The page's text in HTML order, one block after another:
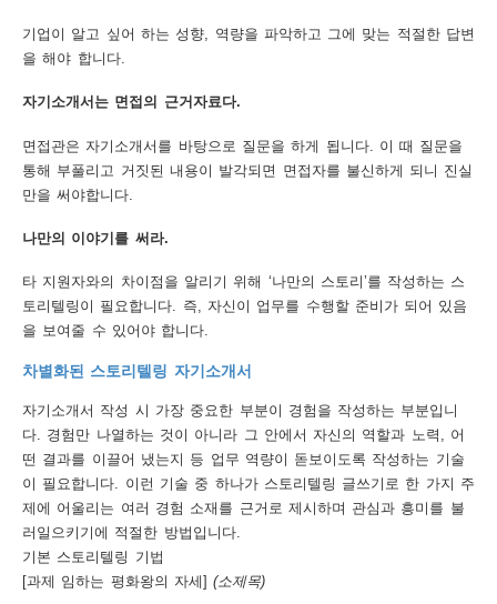
기업이 알고 싶어 하는 성향, 역량을 파악하고 그에 맞는 적절한 답변
을 해야 합니다.
자기소개서는 면접의 근거자료다.
면접관은 자기소개서를 바탕으로 질문을 하게 됩니다. 이 때 질문을
통해 부풀리고 거짓된 내용이 발각되면 면접자를 불신하게 되니 진실
만을 써야합니다.
나만의 이야기를 써라.
타 지원자와의 차이점을 알리기 위해 ‘나만의 스토리’를 작성하는 스
토리텔링이 필요합니다. 즉, 자신이 업무를 수행할 준비가 되어 있음
을 보여줄 수 있어야 합니다.
차별화된 스토리텔링 자기소개서
자기소개서 작성 시 가장 중요한 부분이 경험을 작성하는 부분입니
다. 경험만 나열하는 것이 아니라 그 안에서 자신의 역할과 노력, 어
떤 결과를 이끌어 냈는지 등 업무 역량이 돋보이도록 작성하는 기술
이 필요합니다. 이런 기술 중 하나가 스토리텔링 글쓰기로 한 가지 주
제에 어울리는 여러 경험 소재를 근거로 제시하며 관심과 흥미를 불
러일으키기에 적절한 방법입니다.
기본 스토리텔링 기법
[과제 임하는 평화왕의 자세](소제목)
미
취
사
안
내